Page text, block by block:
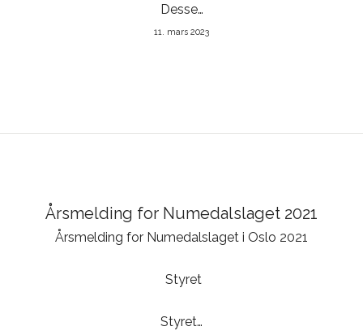
Desse…
11. mars 2023
Årsmelding for Numedalslaget 2021
Årsmelding for Numedalslaget i Oslo 2021
Styret
Styret…